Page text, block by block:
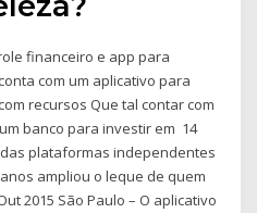
financeiro e app para
com um aplicativo para
recursos Que tal contar com
banco para investir em 14
das plataformas independentes
ampliou o leque de quem
2015 São Paulo – O aplicativo